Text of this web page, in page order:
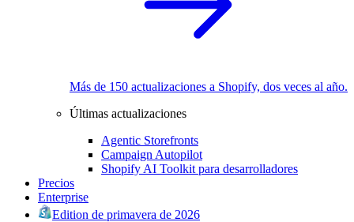
Más de 150 actualizaciones a Shopify, dos veces al año.
Últimas actualizaciones
Agentic Storefronts
Campaign Autopilot
Shopify AI Toolkit para desarrolladores
Precios
Enterprise
Edition de primavera de 2026